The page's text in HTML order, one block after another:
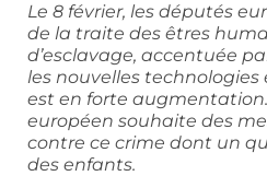
Le 8 février, les députés
de la traite des êtres
d’esclavage, accentuée
les nouvelles technologies
est en forte
européen souhaite des
contre ce crime dont un
des enfants.